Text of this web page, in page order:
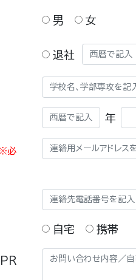
男 女
退社
年
必
自宅 携帯